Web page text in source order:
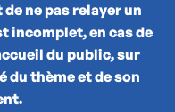
ne pas relayer un
incomplet, en cas de
du public, sur
du thème et de son